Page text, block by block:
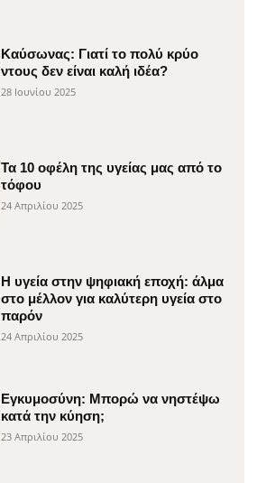
Καύσωνας: Γιατί το πολύ κρύο
ντους δεν είναι καλή ιδέα?
28 Ιουνίου 2025
Τα 10 οφέλη της υγείας μας από το
τόφου
24 Απριλίου 2025
H υγεία στην ψηφιακή εποχή: άλμα
στο μέλλον για καλύτερη υγεία στο
παρόν
24 Απριλίου 2025
Εγκυμοσύνη: Μπορώ να νηστέψω
κατά την κύηση;
23 Απριλίου 2025